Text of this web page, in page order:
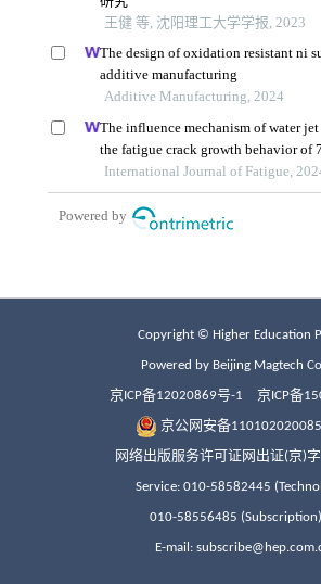
Copyright © Higher Education
Powered by Beijing Magtech
京ICP备12020869号-1 京ICP备
京公网安备
网络出版服务许可证网出证(京)
Service: 010-58582445
010-58556485
E-mail: